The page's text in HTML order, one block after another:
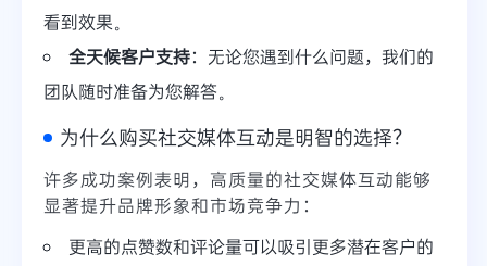
看到效果。
全天候客户支持：无论您遇到什么问题，我们的
团队随时准备为您解答。
为什么购买社交媒体互动是明智的选择？
许多成功案例表明，高质量的社交媒体互动能够
显著提升品牌形象和市场竞争力：
更高的点赞数和评论量可以吸引更多潜在客户的